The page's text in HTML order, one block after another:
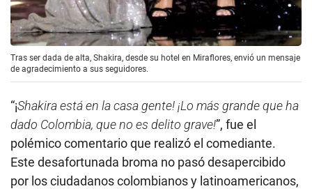
Tras ser dada de alta, Shakira, desde su hotel en Miraflores, envió un mensaje
de agradecimiento a sus seguidores.
“¡Shakira está en la casa gente! ¡Lo más grande que ha
dado Colombia, que no es delito grave!”, fue el
polémico comentario que realizó el comediante.
Este desafortunada broma no pasó desapercibido
por los ciudadanos colombianos y latinoamericanos,